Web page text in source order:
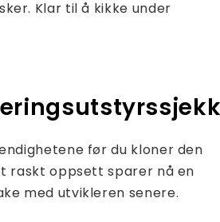
Klar til å kikke under
før du kloner den
raskt oppsett sparer nå en
med utvikleren senere.